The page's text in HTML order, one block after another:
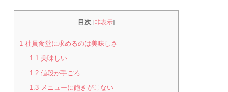
目次 [非表示]
1 社員食堂に求めるのは美味しさ
1.1 美味しい
1.2 値段が手ごろ
1.3 メニューに飽きがこない